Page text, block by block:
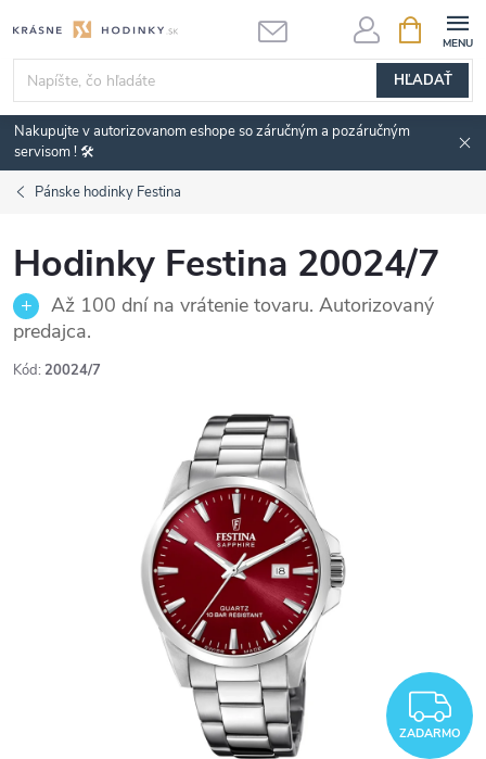
na
obsah
HĽADAŤ
KOŠÍK
Nakupujte v autorizovanom eshope so záručným a pozáručným
servisom ! 🛠️
Pánske hodinky Festina
Hodinky Festina 20024/7
Až 100 dní na vrátenie tovaru. Autorizovaný
predajca.
Kód: 20024/7
ZADARMO